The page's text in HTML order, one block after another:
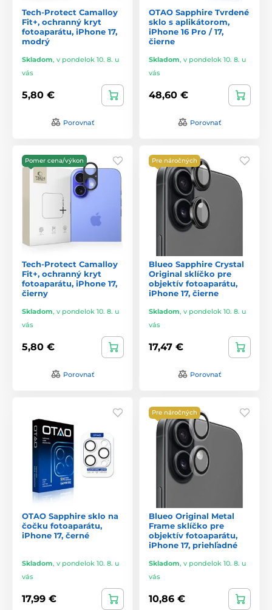
Tech-Protect Camalloy
Fit+, ochranný kryt
fotoaparátu, iPhone 17,
modrý
Skladom, v pondelok 10. 8. u
vás
5,80 €
Porovnať
OTAO Sapphire Tvrdené
sklo s aplikátorom,
iPhone 16 Pro / 17,
čierne
Skladom, v pondelok 10. 8. u
vás
48,60 €
Porovnať
Pomer cena/výkon
Tech-Protect Camalloy
Fit+, ochranný kryt
fotoaparátu, iPhone 17,
čierny
Skladom, v pondelok 10. 8. u
vás
5,80 €
Porovnať
Pre náročných
Blueo Sapphire Crystal
Original sklíčko pre
objektív fotoaparátu,
iPhone 17, čierne
Skladom, v pondelok 10. 8. u
vás
17,47 €
Porovnať
OTAO Sapphire sklo na
čočku fotoaparátu,
iPhone 17, černé
Skladom, v pondelok 10. 8. u
vás
17,99 €
Pre náročných
Blueo Original Metal
Frame sklíčko pre
objektív fotoaparátu,
iPhone 17, priehľadné
Skladom, v pondelok 10. 8. u
vás
10,86 €